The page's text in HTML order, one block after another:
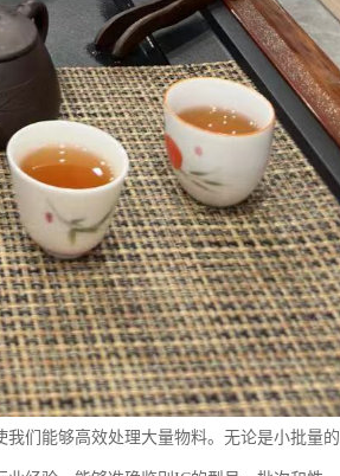
们能够高效处理大量物料。无论是小批量的